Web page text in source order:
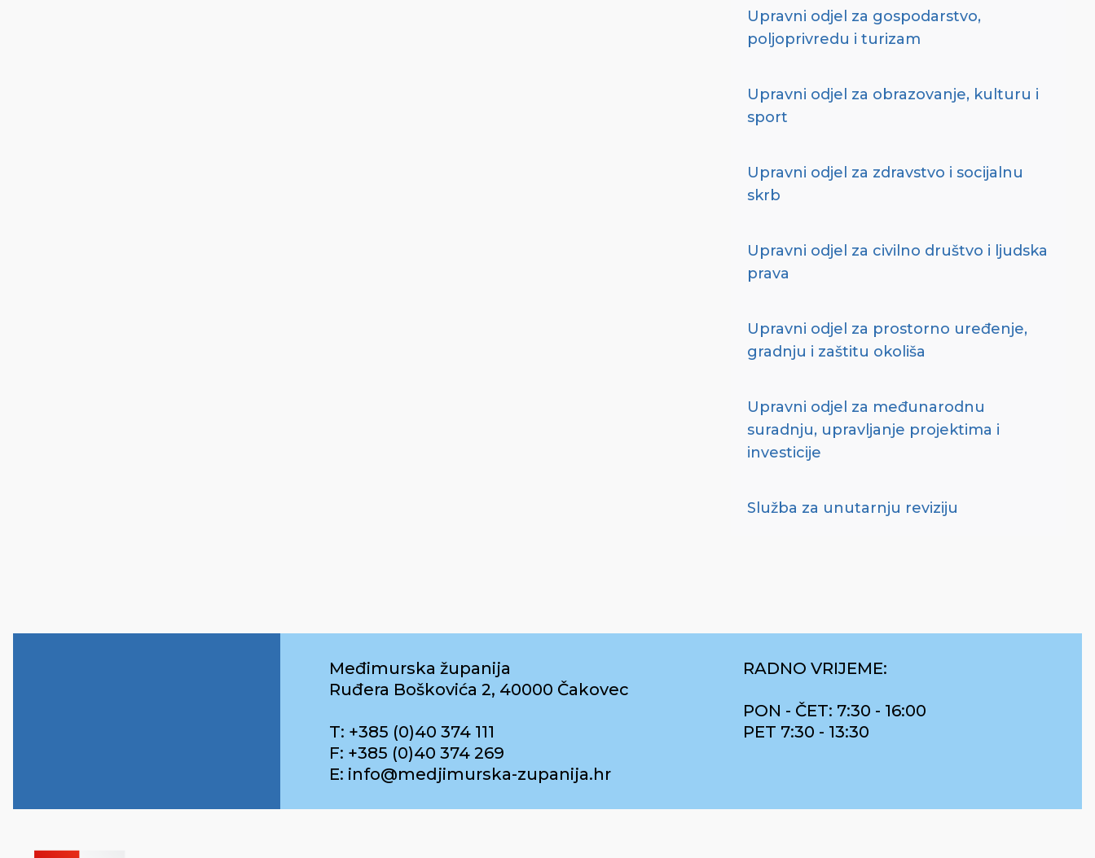
Upravni odjel za gospodarstvo,
poljoprivredu i turizam
Upravni odjel za obrazovanje, kulturu i
sport
Upravni odjel za zdravstvo i socijalnu
skrb
Upravni odjel za civilno društvo i ljudska
prava
Upravni odjel za prostorno uređenje,
gradnju i zaštitu okoliša
Upravni odjel za međunarodnu
suradnju, upravljanje projektima i
investicije
Služba za unutarnju reviziju
Međimurska županija
Ruđera Boškovića 2, 40000 Čakovec
T: +385 (0)40 374 111
F: +385 (0)40 374 269
E: info@medjimurska-zupanija.hr
RADNO VRIJEME:
PON - ČET: 7:30 - 16:00
PET 7:30 - 13:30